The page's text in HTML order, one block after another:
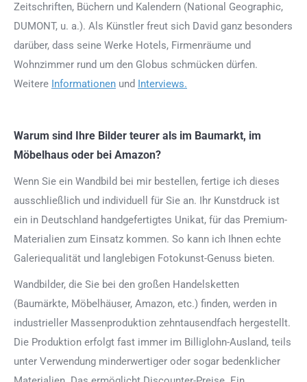
Zeitschriften, Büchern und Kalendern (National Geographic,
DUMONT, u. a.). Als Künstler freut sich David ganz besonders
darüber, dass seine Werke Hotels, Firmenräume und
Wohnzimmer rund um den Globus schmücken dürfen.
Weitere Informationen und Interviews.
Warum sind Ihre Bilder teurer als im Baumarkt, im
Möbelhaus oder bei Amazon?
Wenn Sie ein Wandbild bei mir bestellen, fertige ich dieses
ausschließlich und individuell für Sie an. Ihr Kunstdruck ist
ein in Deutschland handgefertigtes Unikat, für das Premium-
Materialien zum Einsatz kommen. So kann ich Ihnen echte
Galeriequalität und langlebigen Fotokunst-Genuss bieten.
Wandbilder, die Sie bei den großen Handelsketten
(Baumärkte, Möbelhäuser, Amazon, etc.) finden, werden in
industrieller Massenproduktion zehntausendfach hergestellt.
Die Produktion erfolgt fast immer im Billiglohn-Ausland, teils
unter Verwendung minderwertiger oder sogar bedenklicher